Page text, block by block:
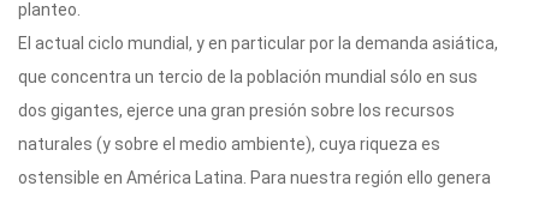
planteo.
El actual ciclo mundial, y en particular por la demanda asiática,
que concentra un tercio de la población mundial sólo en sus
dos gigantes, ejerce una gran presión sobre los recursos
naturales (y sobre el medio ambiente), cuya riqueza es
ostensible en América Latina. Para nuestra región ello genera